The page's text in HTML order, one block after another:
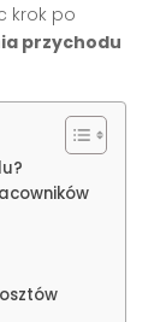
krok po
przychodu